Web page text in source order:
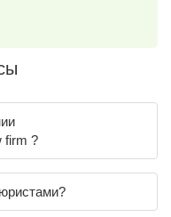
firm ?